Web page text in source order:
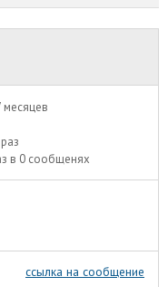
месяцев
в 0 сообщенях
ссылка на сообщение